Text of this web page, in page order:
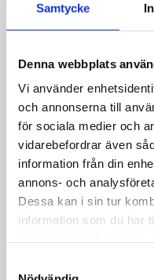
Samtycke
Denna webbplats
Vi använder
och annonserna till
för sociala medier och
vidarebefordrar även
information från din
annons- och
Dessa kan i sin tur
information som du har
Moskéutspelet
kritiken: Borde
vara
Politik
Åkesson vill att
vissa moskéer
kritiseras och